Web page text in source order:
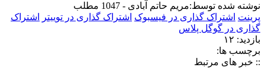
نوشته شده توسط:مریم حاتم آبادی - 1047 مطلب
پرینت اشتراک گذاری در فیسبوک اشتراک گذاری در توییتر
اشتراک
گذاری در گوگل پلاس
بازدید: ۱۲
برچسب ها:
:: خبر های مرتبط